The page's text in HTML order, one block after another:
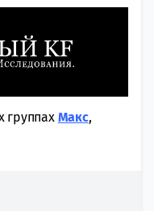
группах Макс,